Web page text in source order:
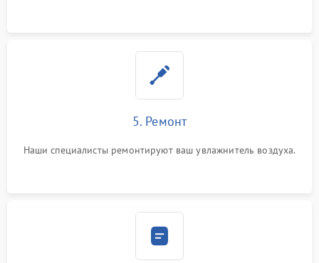
5. Ремонт
Наши специалисты ремонтируют ваш увлажнитель воздуха.